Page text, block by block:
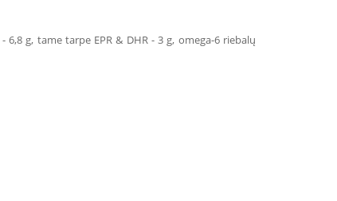
g, tame tarpe EPR & DHR - 3 g, omega-6 riebalų